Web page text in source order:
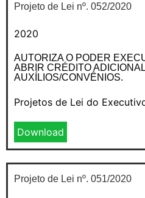
Projeto de Lei nº. 052/2020
2020
AUTORIZA O PODER
ABRIR CRÉDITO
AUXÍLIOS/CONVÊNIOS.
Projetos de Lei do
Download
Projeto de Lei nº. 051/2020